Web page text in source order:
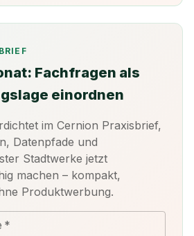
Fachfragen als
einordnen
im Cernion Praxisbrief,
Datenpfade und
Stadtwerke jetzt
machen – kompakt,
Produktwerbung.
*